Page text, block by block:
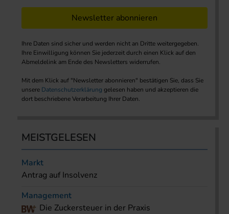
Newsletter abonnieren
Ihre Daten sind sicher und werden nicht an Dritte weitergegeben.
Ihre Einwilligung können Sie jederzeit durch einen Klick auf den
Abmeldelink am Ende des Newsletters widerrufen.
Mit dem Klick auf "Newsletter abonnieren" bestätigen Sie, dass Sie
unsere Datenschutzerklärung gelesen haben und akzeptieren die
dort beschriebene Verarbeitung Ihrer Daten.
MEISTGELESEN
Markt
Antrag auf Insolvenz
Management
Die Zuckersteuer in der Praxis